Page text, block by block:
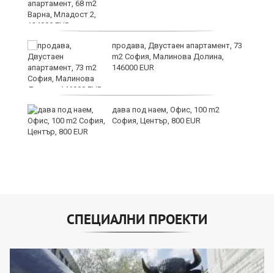
продава, Двустаен апартамент, 73
m2 София, Малинова Долина,
146000 EUR
дава под наем, Офис, 100 m2
София, Център, 800 EUR
СПЕЦИАЛНИ ПРОЕКТИ